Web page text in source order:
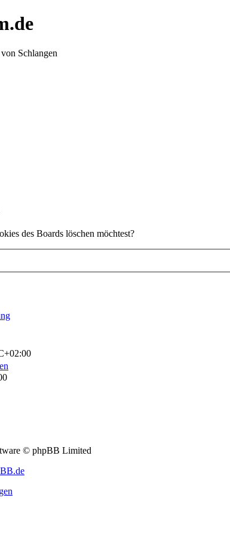
Schlangen
des Boards löschen möchtest?
© phpBB Limited